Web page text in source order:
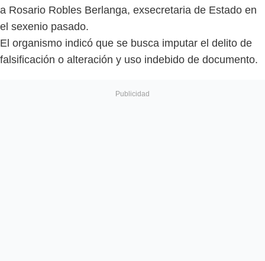
a Rosario Robles Berlanga, exsecretaria de Estado en
el sexenio pasado.
El organismo indicó que se busca imputar el delito de
falsificación o alteración y uso indebido de documento.